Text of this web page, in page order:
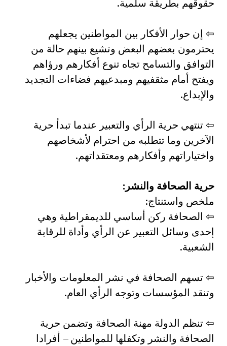
حقوقهم بطريقة سلمية.
⇦ إن حوار الأفكار بين المواطنين يجعلهم
يحترمون بعضهم البعض وتشيع بينهم حالة من
التوافق والتسامح تجاه تنوع أفكارهم ورؤاهم
ويفتح أمام مثقفيهم ومبدعيهم فضاءات التجديد
والإبداع.
⇦ تنتهي حرية الرأي والتعبير عندما تبدأ حرية
الآخرين وما تتطلبه من احترام لأشخاصهم
واختياراتهم وأفكارهم ومعتقداتهم.
حرية الصحافة والنشر:
ملخص واستنتاج:
⇦ الصحافة ركن أساسي للديمقراطية وهي
إحدى وسائل التعبير عن الرأي وأداة للرقابة
الشعبية.
⇦ تسهم الصحافة في نشر المعلومات والأخبار
وتنقد المؤسسات وتوجه الرأي العام.
⇦ تنظم الدولة مهنة الصحافة وتضمن حرية
الصحافة والنشر وتكفلها للمواطنين – أفرادا